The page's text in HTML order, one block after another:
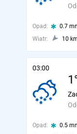
Opad: 0.7
Wiatr:
10
03:00
Opad: 0.5